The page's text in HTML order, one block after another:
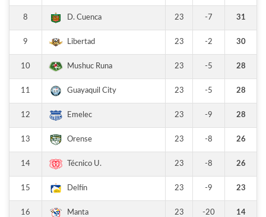
8 D. Cuenca 23 -7 31
9 Libertad 23 -2 30
10 Mushuc Runa 23 -5 28
11 Guayaquil City 23 -5 28
12 Emelec 23 -9 28
13 Orense 23 -8 26
14 Técnico U. 23 -8 26
15 Delfín 23 -9 23
16 Manta 23 -20 14